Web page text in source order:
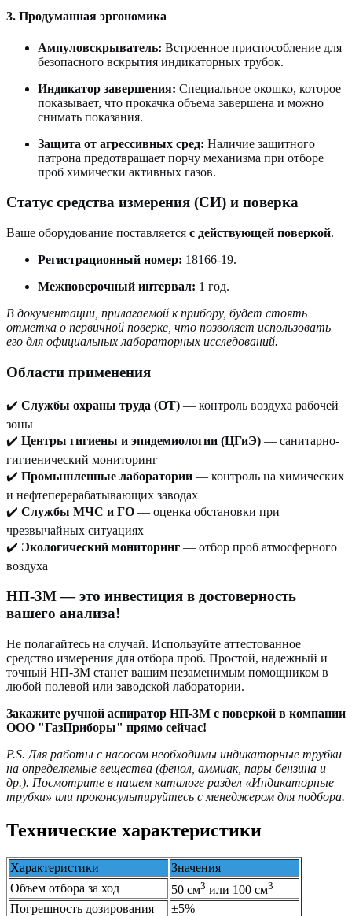
3. Продуманная эргономика
Ампуловскрыватель: Встроенное приспособление для
безопасного вскрытия индикаторных трубок.
Индикатор завершения: Специальное окошко, которое
показывает, что прокачка объема завершена и можно
снимать показания.
Защита от агрессивных сред: Наличие защитного
патрона предотвращает порчу механизма при отборе
проб химически активных газов.
Статус средства измерения (СИ) и поверка
Ваше оборудование поставляется с действующей поверкой.
Регистрационный номер: 18166-19.
Межповерочный интервал: 1 год.
В документации, прилагаемой к прибору, будет стоять
отметка о первичной поверке, что позволяет использовать
его для официальных лабораторных исследований.
Области применения
✔️ Службы охраны труда (ОТ) — контроль воздуха рабочей
зоны
✔️ Центры гигиены и эпидемиологии (ЦГиЭ) — санитарно-
гигиенический мониторинг
✔️ Промышленные лаборатории — контроль на химических
и нефтеперерабатывающих заводах
✔️ Службы МЧС и ГО — оценка обстановки при
чрезвычайных ситуациях
✔️ Экологический мониторинг — отбор проб атмосферного
воздуха
НП-3М — это инвестиция в достоверность
вашего анализа!
Не полагайтесь на случай. Используйте аттестованное
средство измерения для отбора проб. Простой, надежный и
точный НП-3М станет вашим незаменимым помощником в
любой полевой или заводской лаборатории.
Закажите ручной аспиратор НП-3М с поверкой в компании
ООО "ГазПриборы" прямо сейчас!
P.S. Для работы с насосом необходимы индикаторные трубки
на определяемые вещества (фенол, аммиак, пары бензина и
др.). Посмотрите в нашем каталоге раздел «Индикаторные
трубки» или проконсультируйтесь с менеджером для подбора.
Технические характеристики
Характеристики
Значения
Объем отбора за ход
50 см3 или 100 см3
Погрешность дозирования
±5%